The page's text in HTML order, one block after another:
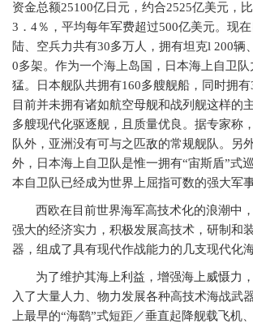
资金总额25100亿日元，约合2525亿美元，
3 ． 4％，平均每年军费超过500亿美元。现在
陆、空兵力共有30多万人，拥有坦克l 200辆、
0多架。作为一个海上岛国，日本海上自卫
猛。日本舰队共拥有160多艘舰船，同时拥有
目前并未拥有诸如航空母舰和战列舰这样的
多艘现代化驱逐舰，且质量优良。据专家称
队外，亚洲没有可与之匹敌的常规舰队。另
外，日本海上自卫队是惟一拥有“宙斯盾”式
本自卫队已经成为世界上屈指可数的强大军
西欧在目前世界海军高技术化的浪潮中
强大的经济实力，积极发展高技术，研制和
器，组成了具有现代作战能力的几支现代化海
为了维护其海上利益，增强海上威慑力
入了大量人力、物力发展各种高技术海战武
上最早的“海鹞”式短距／垂直起降舰载飞机